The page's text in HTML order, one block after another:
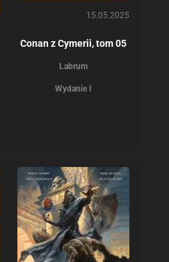
15.05.2025
Conan z Cymerii, tom 05
Labrum
Wydanie I